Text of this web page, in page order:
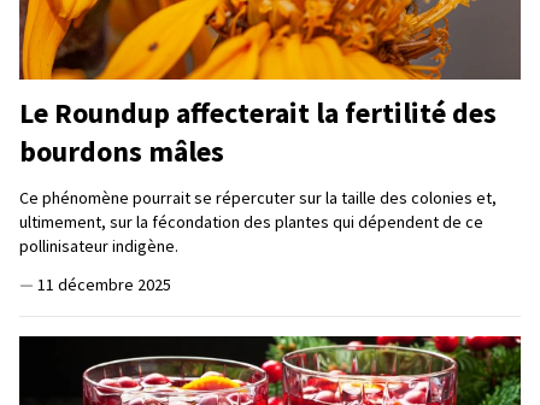
Le Roundup affecterait la fertilité des
bourdons mâles
Ce phénomène pourrait se répercuter sur la taille des colonies et,
ultimement, sur la fécondation des plantes qui dépendent de ce
pollinisateur indigène.
— 11 décembre 2025